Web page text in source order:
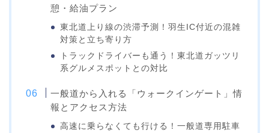
憩・給油プラン
東北道上り線の渋滞予測！羽生IC付近の混雑
対策と立ち寄り方
トラックドライバーも通う！東北道ガッツリ
系グルメスポットとの対比
一般道から入れる「ウォークインゲート」情
報とアクセス方法
高速に乗らなくても行ける！一般道専用駐車